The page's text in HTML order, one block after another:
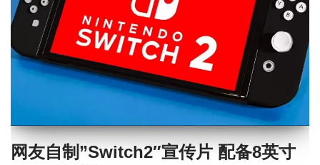
网友自制”Switch2″宣传片 配备8英寸